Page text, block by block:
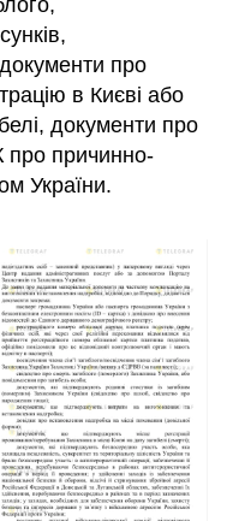
про
в Києві або
документи про
про причинно-
України.